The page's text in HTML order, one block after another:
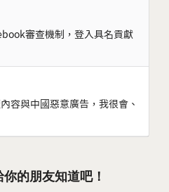
審查機制，登入具名貢獻
容與中國惡意廣告，我很會、
的朋友知道吧！